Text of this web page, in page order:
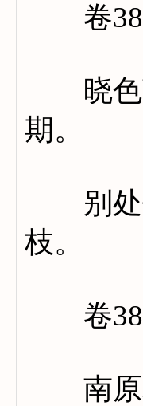
卷
晓色荒
期。
别处去
枝。
卷
南原相